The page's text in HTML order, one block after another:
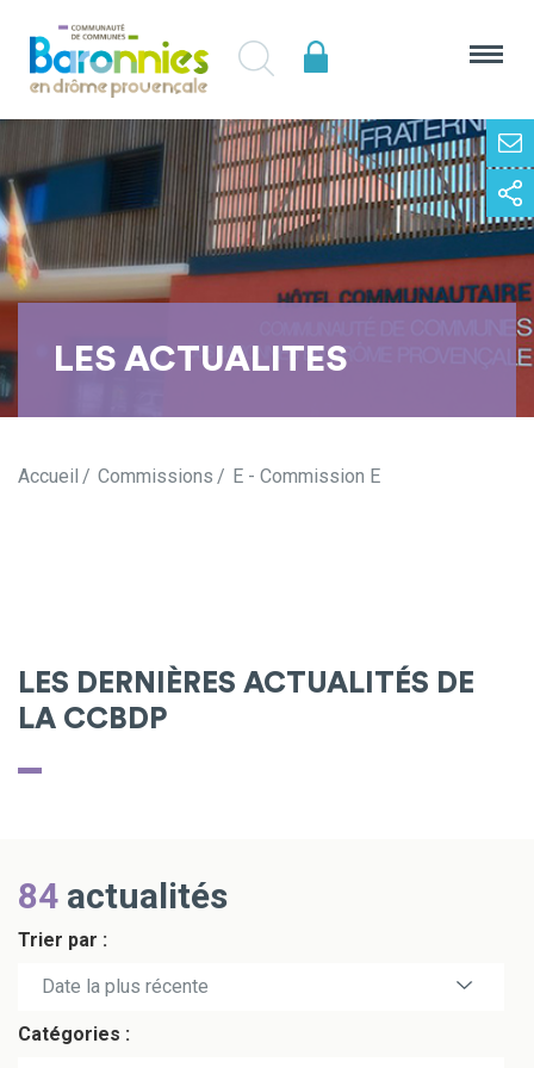
LES ACTUALITES
Accueil Commissions E - Commission E
LES DERNIÈRES ACTUALITÉS DE
LA CCBDP
84 actualités
Trier par :
Date la plus récente
Date la plus ancienne
Catégories :